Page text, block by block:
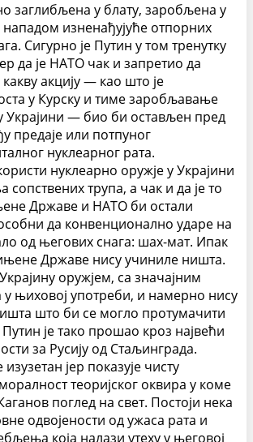
заглибљена у блату, заробљена у
изненађујуће отпорних
Сигурно је Путин у том тренутку
да је НАТО чак и запретио да
акцију — као што је
у Курску и тиме заробљавање
Украјини — био би остављен пред
предаје или потпуног
нуклеарног рата.
нуклеарно оружје у Украјини
сопствених трупа, а чак и да је то
Државе и НАТО би остали
да конвенционално ударе на
од његових снага: шах-мат. Ипак
Државе нису учиниле ништа.
оружјем, са значајним
њиховој употреби, и намерно нису
што би се могло протумачити
Путин је тако прошао кроз највећи
за Русију од Стаљинграда.
јер показује чисту
теоријског оквира у коме
поглед на свет. Постоји нека
одвојености од ужаса рата и
која налази утеху у његовој